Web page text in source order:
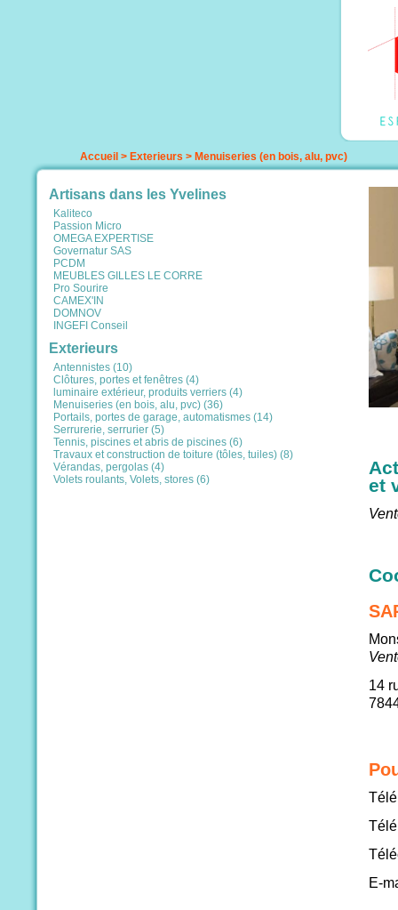
Accueil > Exterieurs > Menuiseries (en bois, alu, pvc)
Artisans dans les Yvelines
Kaliteco
Passion Micro
OMEGA EXPERTISE
Governatur SAS
PCDM
MEUBLES GILLES LE CORRE
Pro Sourire
CAMEX'IN
DOMNOV
INGEFI Conseil
Exterieurs
Antennistes (10)
Clôtures, portes et fenêtres (4)
luminaire extérieur, produits verriers (4)
Menuiseries (en bois, alu, pvc) (36)
Portails, portes de garage, automatismes (14)
Serrurerie, serrurier (5)
Tennis, piscines et abris de piscines (6)
Travaux et construction de toiture (tôles, tuiles) (8)
Vérandas, pergolas (4)
Volets roulants, Volets, stores (6)
et
14
E-